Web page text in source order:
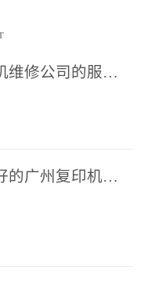
广州复印机维修公司的服务如何?
怎样选择好的广州复印机维修公司?